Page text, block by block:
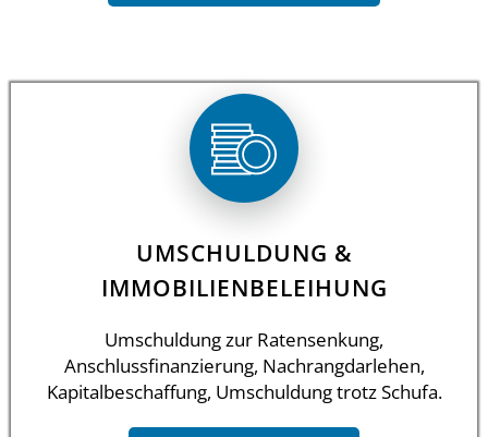
UMSCHULDUNG &
IMMOBILIENBELEIHUNG
Umschuldung zur Ratensenkung,
Anschlussfinanzierung, Nachrangdarlehen,
Kapitalbeschaffung, Umschuldung trotz Schufa.